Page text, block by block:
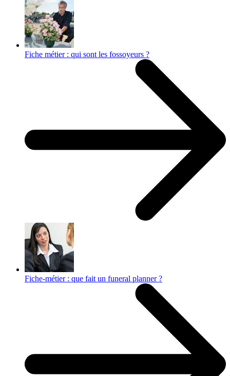
Fiche métier : qui sont les fossoyeurs ?
Fiche-métier : que fait un funeral planner ?